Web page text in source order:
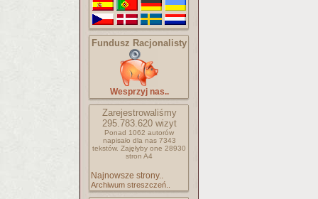
Fundusz Racjonalisty
Wesprzyj nas..
Zarejestrowaliśmy
295.783.620wizyt
Ponad 1062 autorów
napisało dla nas 7343
tekstów. Zajęłyby one 28930
stron A4
Najnowsze strony..
Archiwum streszczeń..